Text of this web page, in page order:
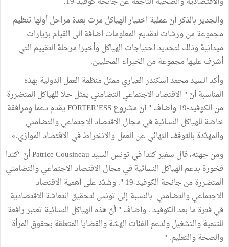
والجدير بالذكر أنّ عملية اختيار الهياكل مرت بعدة مراحل أولها تنظيم
مجموعة من ورشات لتقديم المعلومات اضافة الى القيام بزيارات
ميدانية وذلك لتحديد احتياجات الهياكل وأخيرا مرحلة التقييم التي
أشرف عليها مجموعة من الخبراء المحليين.
وأكد السيد محمد اسكندر العياري ممثل منظمة العمل الدولية بهذه
المناسبة أنّ " الاقتصاد الاجتماعي التضامني يمثل حلا للهياكل المتضررة
من الكوفيد-19 وأضاف " أنّ مشروع FORTER’ESS يقدم دعما ومرافقة
خاصّة للهياكل النسائية في مجال الاقتصاد الاجتماعي والتضامني
والمهدّدة بالتوقف النهائي عن العمل والانخراط في الاقتصاد الموازي.»
ومن جهته، قال سفير كندا في تونس السيد Patrice Cousineau أنّ "كندا
فخورة بدعم الهياكل النسائية في مجال الاقتصاد الاجتماعي والتضامني
المتضررة من جائحة الكوفيد-19 ". وشدّد على أهمية الاقتصاد
الاجتماعي والتضامني بالنسبة إلى تونس لتحقيق انتعاشة الاقتصادية
في فترة ما بعد الكوفيد . وأضاف " أنّ هذه الهياكل النسائية تعتبر رافعة
للتنمية والتشغيل ولدعم الفئات الهشة والقضايا المتعلقة بحقوق المرأة
والصحة والتعليم. "